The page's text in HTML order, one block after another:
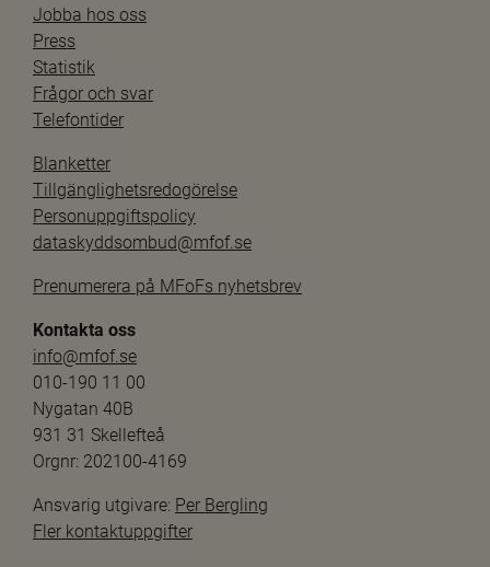
Jobba hos oss
Press
Statistik
Frågor och svar
Telefontider
Blanketter
Tillgänglighetsredogörelse
Personuppgiftspolicy
dataskyddsombud@mfof.se
Prenumerera på MFoFs nyhetsbrev
Kontakta oss
info@mfof.se
010-190 11 00
Nygatan 40B
931 31 Skellefteå
Orgnr: 202100-4169
Ansvarig utgivare: Per Bergling
Fler kontaktuppgifter